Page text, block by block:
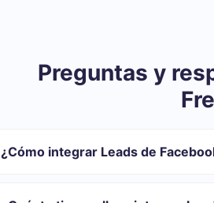
Preguntas y
¿Cómo integrar Leads de